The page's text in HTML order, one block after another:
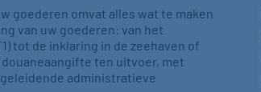
goederen omvat alles wat te maken
van uw goederen: van het
tot de inklaring in de zeehaven of
ten uitvoer, met
administratieve